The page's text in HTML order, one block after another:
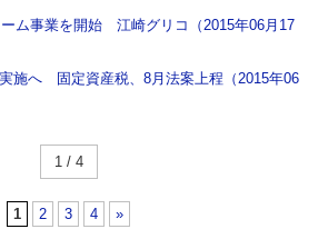
ーム事業を開始 江崎グリコ（2015年06月17
実施へ 固定資産税、8月法案上程（2015年06
1 / 4
1 2 3 4 »